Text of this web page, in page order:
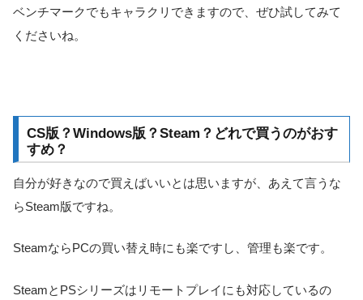
ベンチマークでもキャラクリできますので、ぜひ試してみて
くださいね。
CS版？Windows版？Steam？どれで買うのがおす
すめ？
自分が好きなので買えばいいとは思いますが、あえて言うな
らSteam版ですね。
SteamならPCの買い替え時にも楽ですし、管理も楽です。
SteamとPSシリーズはリモートプレイにも対応しているの